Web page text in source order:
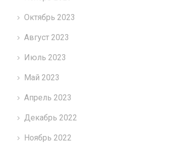
Октябрь 2023
Август 2023
Июль 2023
Май 2023
Апрель 2023
Декабрь 2022
Ноябрь 2022